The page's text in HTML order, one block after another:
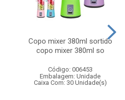
Copo mixer 380ml sortido
copo mixer 380ml so
Código: 006453
Embalagem: Unidade
Caixa Com: 30 Unidade(s)